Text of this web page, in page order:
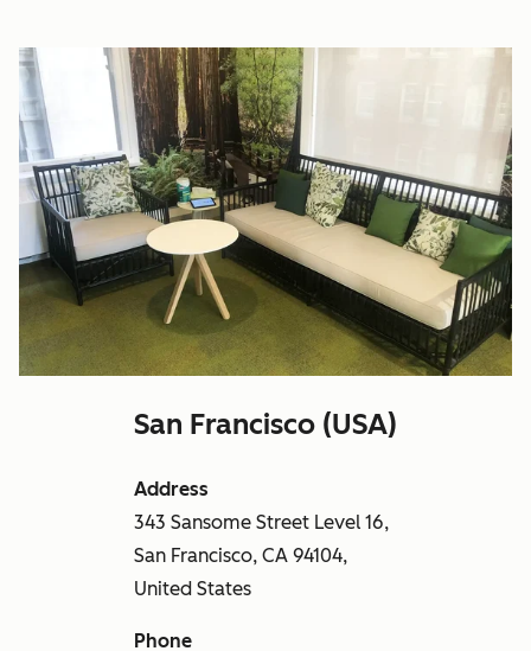
San Francisco (USA)
Address
343 Sansome Street Level 16,
San Francisco, CA 94104,
United States
Phone